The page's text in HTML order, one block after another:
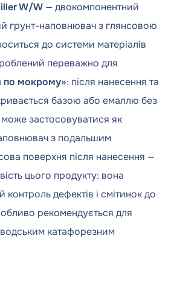
W/W — двокомпонентний
грунт-наповнювач з глянсовою
до системи матеріалів
переважно для
по мокрому»: після нанесення та
базою або емаллю без
застосовуватися як
з подальшим
поверхня після нанесення —
цього продукту: вона
дефектів і смітинок до
рекомендується для
катафорезним